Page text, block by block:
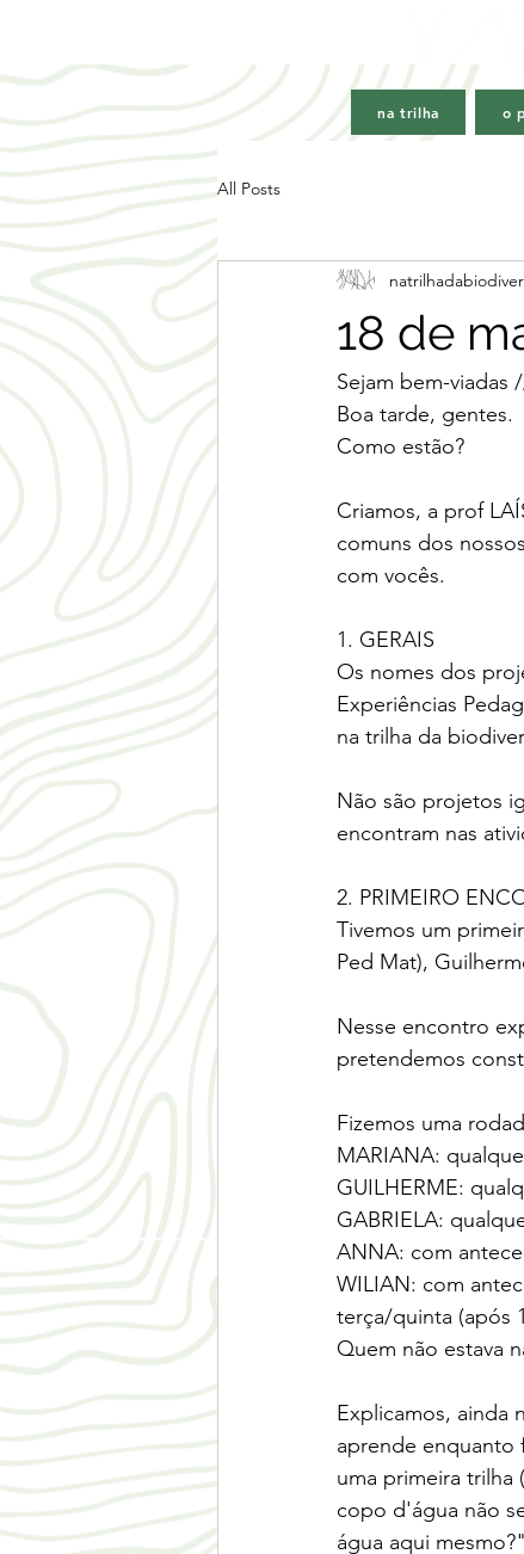
na trilha o
All Posts
18 de
natrilhadabiodiver
Sejam bem-viadas
Boa tarde, gentes.
Como estão?
Criamos, a prof
comuns dos
com vocês.
1. GERAIS
Os nomes dos
Experiências
na trilha da
Não são projetos
encontram nas
2. PRIMEIRO
Tivemos um
Ped Mat),
Nesse encontro
pretendemos
Fizemos uma
MARIANA:
GUILHERME:
GABRIELA:
ANNA: com
WILIAN: com
terça/quinta (após
Quem não estava
Explicamos, ainda
aprende enquanto
uma primeira trilha
copo d'água não
água aqui